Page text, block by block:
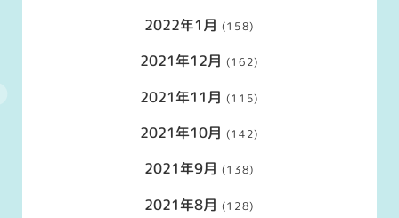
2022年1月 (158)
2021年12月 (162)
2021年11月 (115)
2021年10月 (142)
2021年9月 (138)
2021年8月 (128)